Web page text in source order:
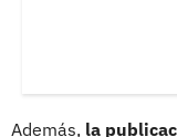
Además, la